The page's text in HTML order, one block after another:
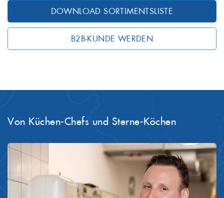
DOWNLOAD SORTIMENTSLISTE
B2B-KUNDE WERDEN
Von Küchen-Chefs und Sterne-Köchen